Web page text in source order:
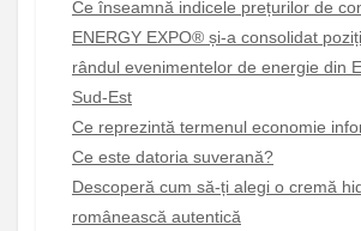
Ce înseamnă indicele prețurilor de
ENERGY EXPO® și-a consolidat
rândul evenimentelor de energie din
Sud-Est
Ce reprezintă termenul economie
Ce este datoria suverană?
Descoperă cum să-ți alegi o cremă
românească autentică